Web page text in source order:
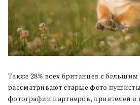
Также 28% всех британцев с большим
рассматривают старые фото
фотографии партнеров, приятелей